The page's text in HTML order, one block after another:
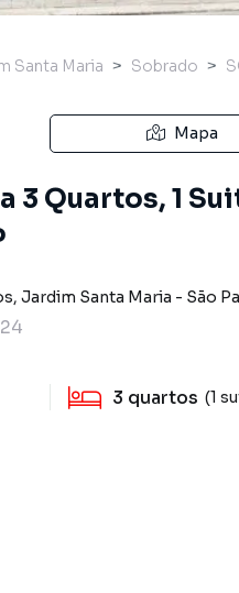
Santa Maria Sobrado
Mapa
3 Quartos, 1
, Jardim Santa Maria - São
3 quartos (1